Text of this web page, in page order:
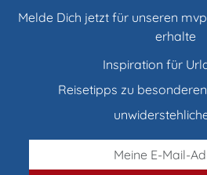
Melde Dich jetzt für unseren
erhalte
Inspiration für
Reisetipps zu